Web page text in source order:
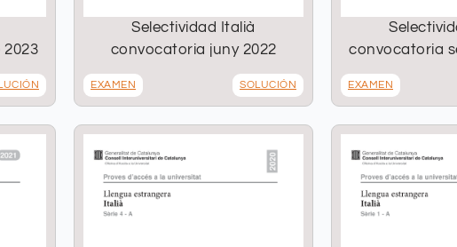
Selectividad Italià
convocatoria juny 2022
EXAMEN SOLUCIÓN
convocatoria
EXAMEN